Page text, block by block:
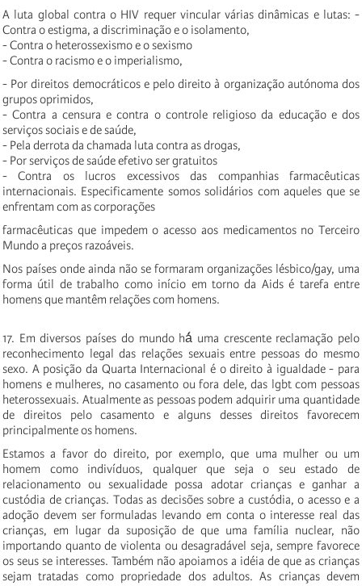
A luta global contra o HIV requer vincular várias dinâmicas e lutas: -
Contra o estigma, a discriminação e o isolamento,
- Contra o heterossexismo e o sexismo
- Contra o racismo e o imperialismo,
- Por direitos democráticos e pelo direito à organização autónoma dos
grupos oprimidos,
- Contra a censura e contra o controle religioso da educação e dos
serviços sociais e de saúde,
- Pela derrota da chamada luta contra as drogas,
- Por serviços de saúde efetivo ser gratuitos
- Contra os lucros excessivos das companhias farmacêuticas
internacionais. Especificamente somos solidários com aqueles que se
enfrentam com as corporações
farmacêuticas que impedem o acesso aos medicamentos no Terceiro
Mundo a preços razoáveis.
Nos países onde ainda não se formaram organizações lésbico/gay, uma
forma útil de trabalho como início em torno da Aids é tarefa entre
homens que mantêm relações com homens.
17. Em diversos países do mundo há́ uma crescente reclamação pelo
reconhecimento legal das relações sexuais entre pessoas do mesmo
sexo. A posição da Quarta Internacional é o direito à igualdade - para
homens e mulheres, no casamento ou fora dele, das lgbt com pessoas
heterossexuais. Atualmente as pessoas podem adquirir uma quantidade
de direitos pelo casamento e alguns desses direitos favorecem
principalmente os homens.
Estamos a favor do direito, por exemplo, que uma mulher ou um
homem como indivíduos, qualquer que seja o seu estado de
relacionamento ou sexualidade possa adotar crianças e ganhar a
custódia de crianças. Todas as decisões sobre a custódia, o acesso e a
adoção devem ser formuladas levando em conta o interesse real das
crianças, em lugar da suposição de que uma família nuclear, não
importando quanto de violenta ou desagradável seja, sempre favorece
os seus se interesses. Também não apoiamos a idéia de que as crianças
sejam tratadas como propriedade dos adultos. As crianças devem